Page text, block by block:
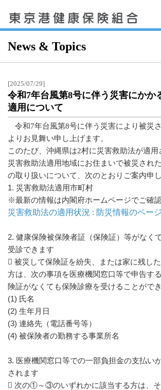
News & Topics
[2025/07/29]
令和7年台風第8号に伴う災害にかか
適用について
令和7年台風第8号に伴う災害により被災
よりお見舞い申し上げます。
このたび、沖縄県は2村に災害救助法が適用
災害救助法適用地域にお住まいで被災され
の取り扱いについて、次のとおりご案内申し
1. 災害救助法適用市町村
※最新の情報は内閣府ホームページでご確
災害救助法の適用状況 : 防災情報のペー
2. 健康保険被保険者証（保険証）等がなく
受診できます
 被災して保険証を紛失、または家に残し
方は、次の事項を医療機関窓口等で申告す
険証がなくても保険診療を受けることができ
(1) 氏名
(2) 生年月日
(3) 連絡先（電話番号等）
(4) 被保険者の勤務する事業所名
3. 医療機関窓口等での一部負担金の支払い
されます
 次の①～③のいずれかに該当する方は、